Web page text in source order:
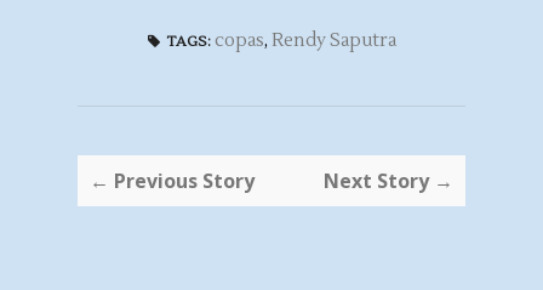
TAGS: copas, Rendy Saputra
← Previous Story Next Story →